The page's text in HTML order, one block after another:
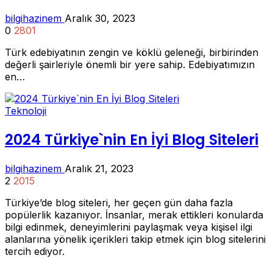
bilgihazinem Aralık 30, 2023
0 2801
Türk edebiyatının zengin ve köklü geleneği, birbirinden
değerli şairleriyle önemli bir yere sahip. Edebiyatımızın
en…
Teknoloji
2024 Türkiye`nin En İyi Blog Siteleri
bilgihazinem Aralık 21, 2023
2 2015
Türkiye’de blog siteleri, her geçen gün daha fazla
popülerlik kazanıyor. İnsanlar, merak ettikleri konularda
bilgi edinmek, deneyimlerini paylaşmak veya kişisel ilgi
alanlarına yönelik içerikleri takip etmek için blog sitelerini
tercih ediyor.